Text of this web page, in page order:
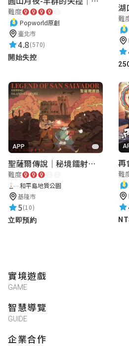
2025-08-24 14:46:35
難，第七章某個地方與
Tzu-yu Lai
2024-12-22 01:11:54
沒事啦，微微恐
仲君 洪
2024-10-04 16:10:51
合故事～要細心閱讀！
或是另一台手機
難度
Popworld原創
臺北市
4.8(570)
開始失控
難
APP
聖薩爾傳說｜秘境鐳射激戰
難度
和平島地質公園
基隆市
5(10)
立即預約
難
實境遊戲
GAME
智慧導覽
GUIDE
企業合作